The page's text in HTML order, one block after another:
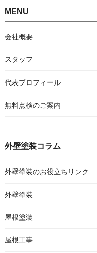
MENU
会社概要
スタッフ
代表プロフィール
無料点検のご案内
外壁塗装コラム
外壁塗装のお役立ちリンク
外壁塗装
屋根塗装
屋根工事